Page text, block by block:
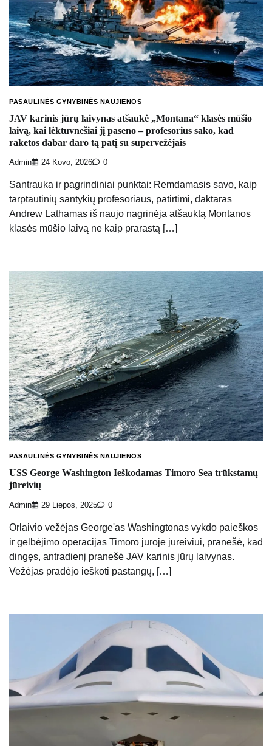
PASAULINĖS GYNYBINĖS NAUJIENOS
JAV karinis jūrų laivynas atšaukė „Montana“ klasės mūšio
laivą, kai lėktuvnešiai jį paseno – profesorius sako, kad
raketos dabar daro tą patį su supervežėjais
Admin 24 Kovo, 2026 0
Santrauka ir pagrindiniai punktai: Remdamasis savo, kaip
tarptautinių santykių profesoriaus, patirtimi, daktaras
Andrew Lathamas iš naujo nagrinėja atšauktą Montanos
klasės mūšio laivą ne kaip prarastą […]
PASAULINĖS GYNYBINĖS NAUJIENOS
USS George Washington Ieškodamas Timoro Sea trūkstamų
jūreivių
Admin 29 Liepos, 2025 0
Orlaivio vežėjas George'as Washingtonas vykdo paieškos
ir gelbėjimo operacijas Timoro jūroje jūreiviui, pranešė, kad
dingęs, antradienį pranešė JAV karinis jūrų laivynas.
Vežėjas pradėjo ieškoti pastangų, […]